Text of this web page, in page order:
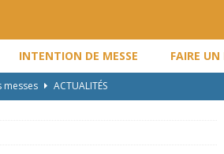
INTENTION DE MESSE FAIRE UN
messes
ACTUALITÉS